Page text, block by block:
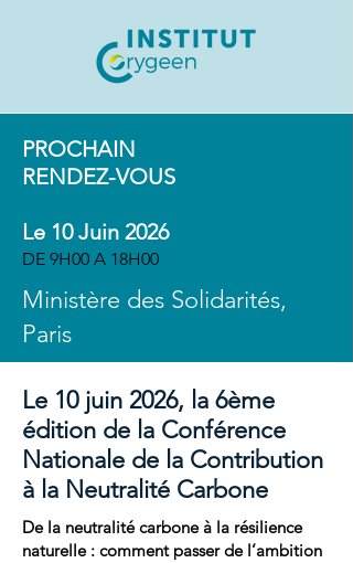
PROCHAIN
RENDEZ-VOUS
Le 10 Juin 2026
DE 9H00 A 18H00
Ministère des Solidarités,
Paris
Le 10 juin 2026, la 6ème
édition de la Conférence
Nationale de la Contribution
à la Neutralité Carbone
De la neutralité carbone à la résilience
naturelle : comment passer de l’ambition